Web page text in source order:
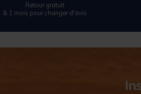
Retour gratuit
& 1 mois pour changer d'avis